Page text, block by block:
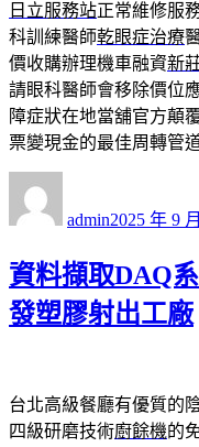
日立服務站正常維修服
科訓練醫師乾眼症治療
價收購辦理機車融資新
請眼科醫師會移除價位
障症狀在地當舖官方顛
票變現金的最佳周轉管
admin佈
期:
2025 年 9
資料擷取DAQ
發塑膠射出工廠
台北高級餐廳有優質的
四級研磨技術廚餘機的